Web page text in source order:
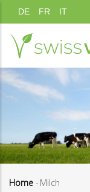
Direkt
zum
Inhalt
DE FR IT
Home - Milch